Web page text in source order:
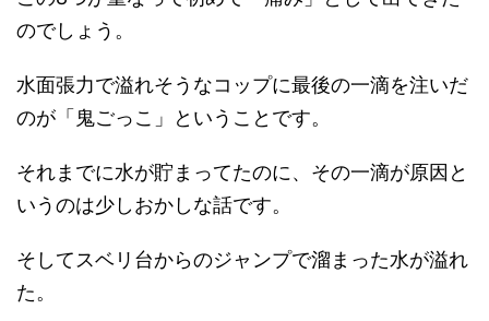
のでしょう。
水面張力で溢れそうなコップに最後の一滴を注いだ
のが「鬼ごっこ」ということです。
それまでに水が貯まってたのに、その一滴が原因と
いうのは少しおかしな話です。
そしてスベリ台からのジャンプで溜まった水が溢れ
た。